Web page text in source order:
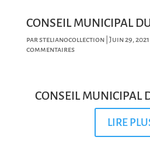
CONSEIL MUNICIPAL
parstelianocollection| Juin 29, 2021
commentaires
CONSEIL MUNICIPAL
LIRE